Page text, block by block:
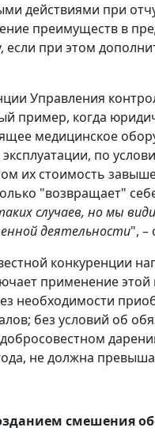
действиями при
преимуществ в
при этом
Управления
пример, когда
медицинское
по
их стоимость
"возвращает"
случаев, но мы
деятельности", –
конкуренции
применение
необходимости
без условий об
не должна
смешения